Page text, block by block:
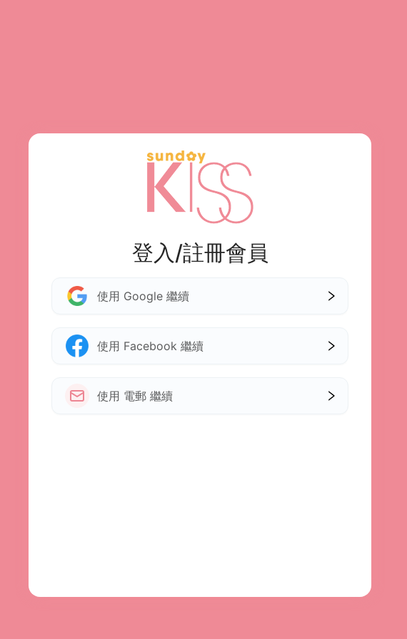
登入/註冊會員
使用 Google 繼續
使用 Facebook 繼續
使用 電郵 繼續